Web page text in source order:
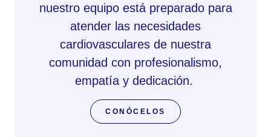
nuestro equipo está preparado para
atender las necesidades
cardiovasculares de nuestra
comunidad con profesionalismo,
empatía y dedicación.
CONÓCELOS